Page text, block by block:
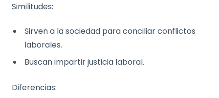
Similitudes:
Sirven a la sociedad para conciliar conflictos
laborales.
Buscan impartir justicia laboral.
Diferencias: